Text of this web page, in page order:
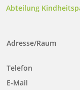
Abteilung
Adresse/Raum
Telefon
E-Mail